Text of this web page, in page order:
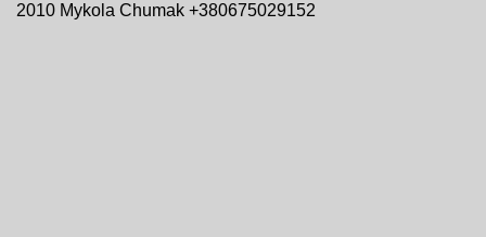
2010 Mykola Chumak +380675029152